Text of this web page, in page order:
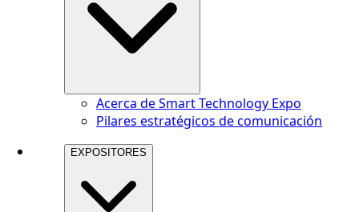
Acerca de Smart Technology Expo
Pilares estratégicos de comunicación
EXPOSITORES